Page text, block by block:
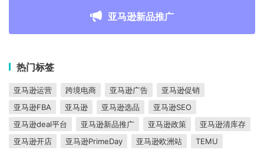
亚马逊新品推广
热门标签
亚马逊运营 跨境电商 亚马逊广告
亚马逊促销
亚马逊FBA
亚马逊 亚马逊选品
亚马逊SEO
亚马逊deal平台
亚马逊新品推广 亚马逊政策
亚马逊清库存
亚马逊开店
亚马逊PrimeDay 亚马逊欧洲站
TEMU